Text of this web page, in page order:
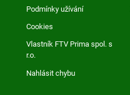
Podmínky užívání
Cookies
Vlastník FTV Prima spol. s
r.o.
Nahlásit chybu